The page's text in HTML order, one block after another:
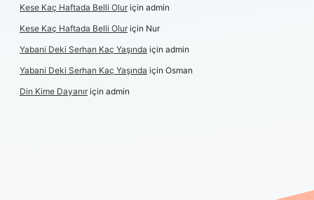
Kese Kaç Haftada Belli Oluriçin admin
Kese Kaç Haftada Belli Oluriçin Nur
Yabani Deki Serhan Kaç Yaşında için admin
Yabani Deki Serhan Kaç Yaşında için Osman
Din Kime Dayanıriçin admin